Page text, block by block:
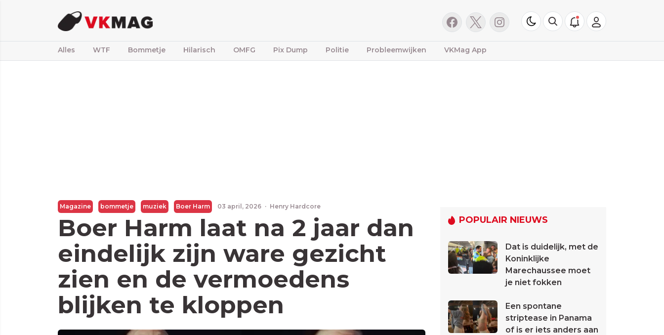
Alles WTF Bommetje Hilarisch OMFG Pix Dump Politie Probleemwijken VKMag App
Magazine bommetje muziek Boer Harm 03 april, 2026 · Henry Hardcore
Boer Harm laat na 2 jaar dan
eindelijk zijn ware gezicht
zien en de vermoedens
blijken te kloppen
POPULAIR NIEUWS
Dat is duidelijk, met de
Koninklijke
Marechaussee moet
je niet fokken
Een spontane
striptease in Panama
of is er iets anders aan